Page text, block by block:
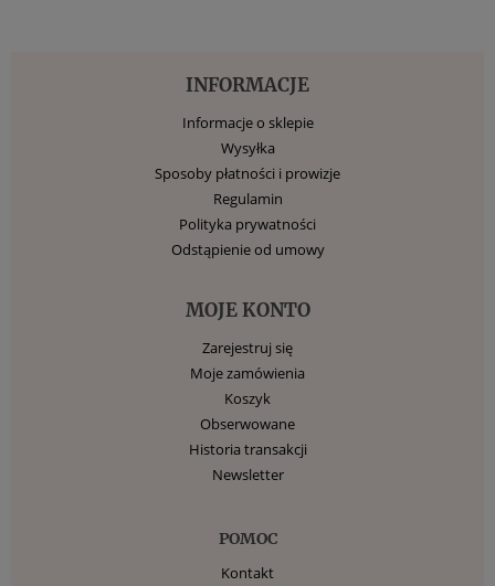
INFORMACJE
Informacje o sklepie
Wysyłka
Sposoby płatności i prowizje
Regulamin
Polityka prywatności
Odstąpienie od umowy
MOJE KONTO
Zarejestruj się
Moje zamówienia
Koszyk
Obserwowane
Historia transakcji
Newsletter
POMOC
Kontakt